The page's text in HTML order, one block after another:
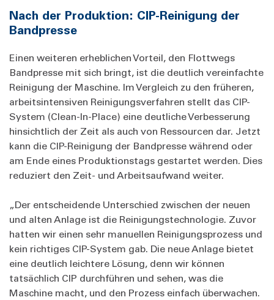
Nach der Produktion: CIP-Reinigung der
Bandpresse
Einen weiteren erheblichen Vorteil, den Flottwegs
Bandpresse mit sich bringt, ist die deutlich vereinfachte
Reinigung der Maschine. Im Vergleich zu den früheren,
arbeitsintensiven Reinigungsverfahren stellt das CIP-
System (Clean-In-Place) eine deutliche Verbesserung
hinsichtlich der Zeit als auch von Ressourcen dar. Jetzt
kann die CIP-Reinigung der Bandpresse während oder
am Ende eines Produktionstags gestartet werden. Dies
reduziert den Zeit- und Arbeitsaufwand weiter.
„Der entscheidende Unterschied zwischen der neuen
und alten Anlage ist die Reinigungstechnologie. Zuvor
hatten wir einen sehr manuellen Reinigungsprozess und
kein richtiges CIP-System gab. Die neue Anlage bietet
eine deutlich leichtere Lösung, denn wir können
tatsächlich CIP durchführen und sehen, was die
Maschine macht, und den Prozess einfach überwachen.